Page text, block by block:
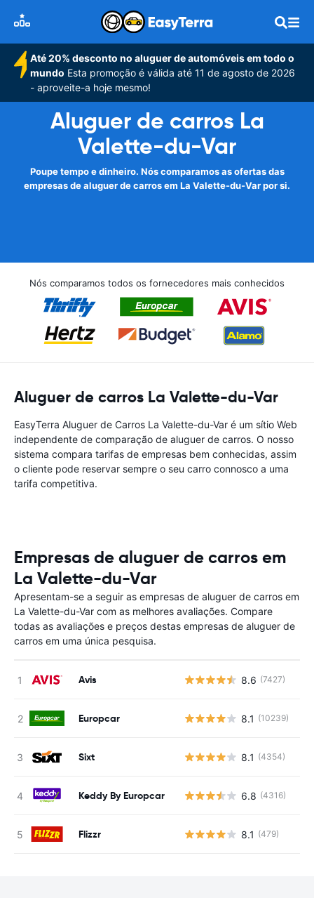
Até 20% desconto no aluguer de automóveis em todo o
mundo Esta promoção é válida até 11 de agosto de 2026
- aproveite-a hoje mesmo!
Aluguer de carros La
Valette-du-Var
Poupe tempo e dinheiro. Nós comparamos as ofertas das
empresas de aluguer de carros em La Valette-du-Var por si.
Nós comparamos todos os fornecedores mais conhecidos
Aluguer de carros La Valette-du-Var
EasyTerra Aluguer de Carros La Valette-du-Var é um sítio Web
independente de comparação de aluguer de carros. O nosso
sistema compara tarifas de empresas bem conhecidas, assim
o cliente pode reservar sempre o seu carro connosco a uma
tarifa competitiva.
Empresas de aluguer de carros em
La Valette-du-Var
Apresentam-se a seguir as empresas de aluguer de carros em
La Valette-du-Var com as melhores avaliações. Compare
todas as avaliações e preços destas empresas de aluguer de
carros em uma única pesquisa.
Avis 8.6 (7427)
Europcar 8.1 (10239)
Sixt 8.1 (4354)
Keddy By Europcar 6.8 (4316)
Flizzr 8.1 (479)